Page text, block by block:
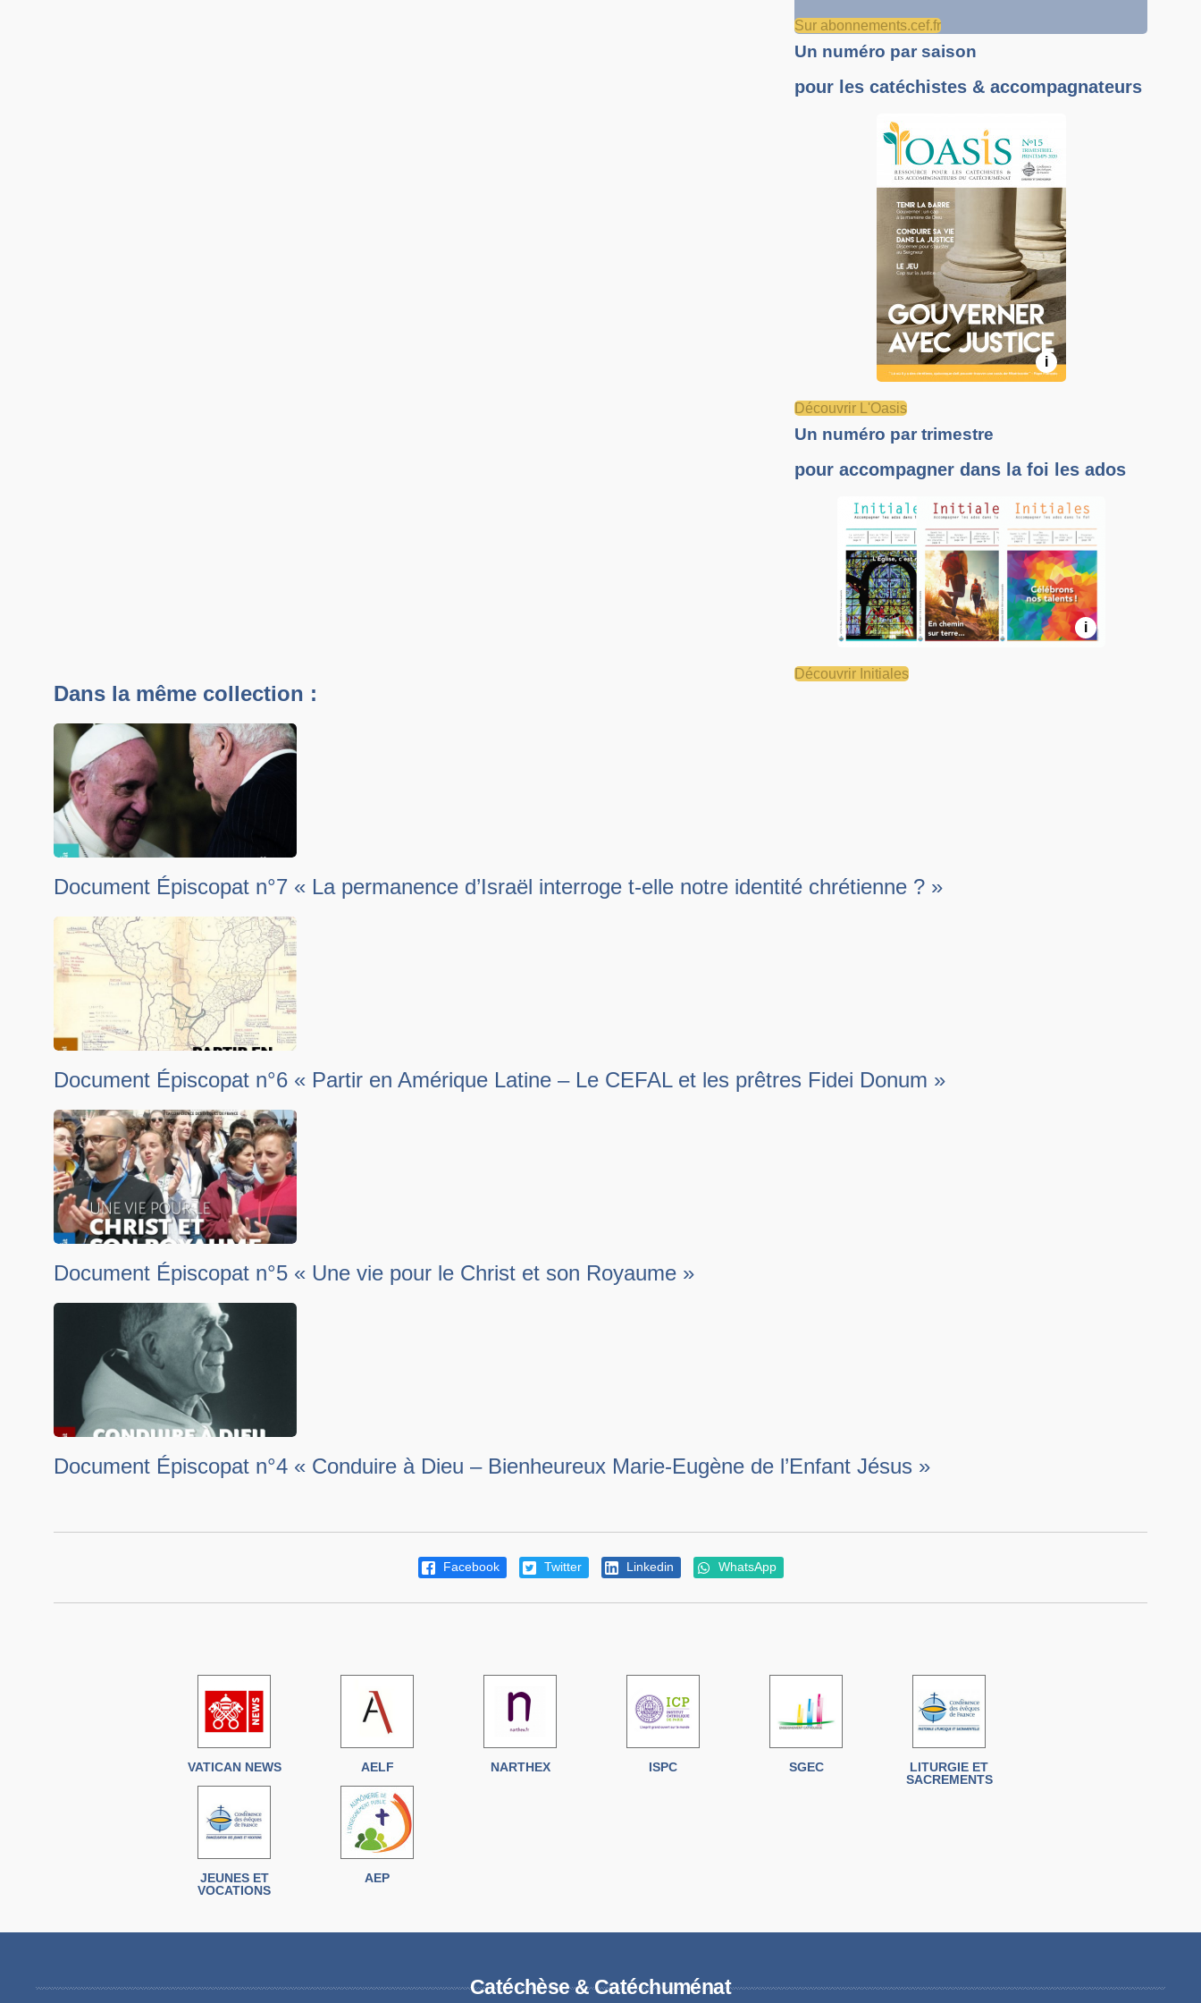
Sur abonnements.cef.fr
Un numéro par saison
pour les catéchistes & accompagnateurs
i
Découvrir L'Oasis
Un numéro par trimestre
pour accompagner dans la foi les ados
i
Découvrir Initiales
Dans la même collection :
Document Épiscopat n°7 « La permanence d’Israël interroge t-elle notre identité chrétienne ? »
Document Épiscopat n°6 « Partir en Amérique Latine – Le CEFAL et les prêtres Fidei Donum »
Document Épiscopat n°5 « Une vie pour le Christ et son Royaume »
Document Épiscopat n°4 « Conduire à Dieu – Bienheureux Marie-Eugène de l’Enfant Jésus »
Facebook Twitter Linkedin WhatsApp
VATICAN NEWS AELF NARTHEX ISPC SGEC
LITURGIE ET
SACREMENTS
JEUNES ET
VOCATIONS
AEP
Catéchèse & Catéchuménat